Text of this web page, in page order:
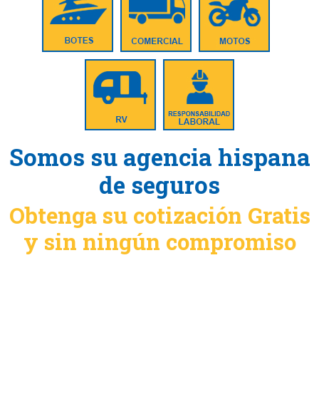
Somos su agencia hispana
de seguros
Obtenga su cotización Gratis
y sin ningún compromiso